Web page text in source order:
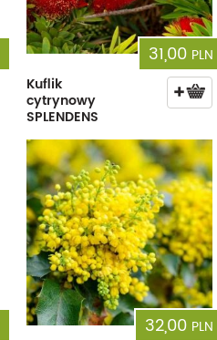
31,00 PLN
Kuflik
cytrynowy
SPLENDENS
32,00 PLN